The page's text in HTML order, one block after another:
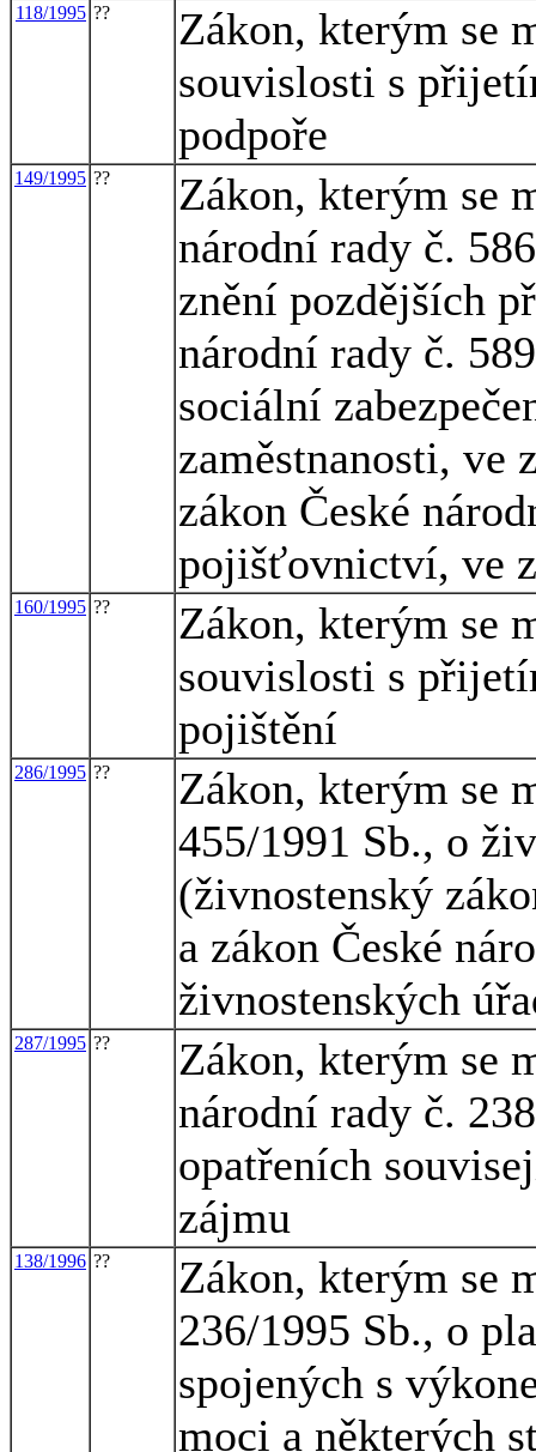
118/1995 ??
Zákon, kterým se
souvislosti s
podpoře
149/1995 ??
Zákon, kterým se
národní rady č.
znění pozdějších
národní rady č.
sociální
zaměstnanosti, ve
zákon České
pojišťovnictví, ve
160/1995 ??
Zákon, kterým se
souvislosti s
pojištění
286/1995 ??
Zákon, kterým se
455/1991 Sb., o
(živnostenský
a zákon České
živnostenských
287/1995 ??
Zákon, kterým se
národní rady č.
opatřeních
zájmu
138/1996 ??
Zákon, kterým se
236/1995 Sb., o
spojených s
moci a některých